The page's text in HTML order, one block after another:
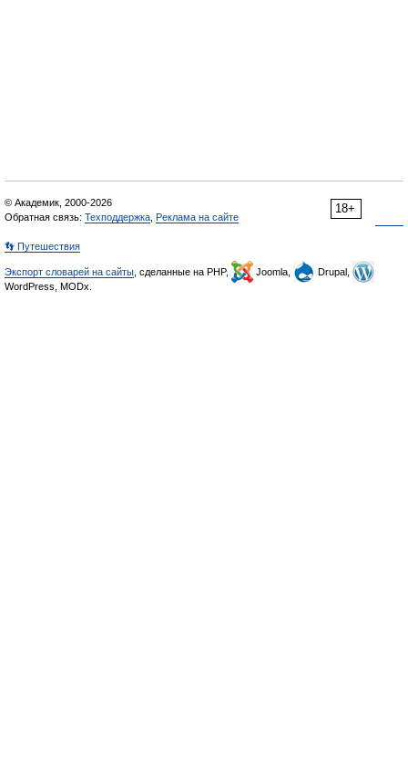
18+
© Академик, 2000-2026
Обратная связь: Техподдержка Реклама на сайте
👣 Путешествия
Экспорт словарей на сайты , сделанные на PHP, Joomla,
Drupal,
WordPress, MODx.